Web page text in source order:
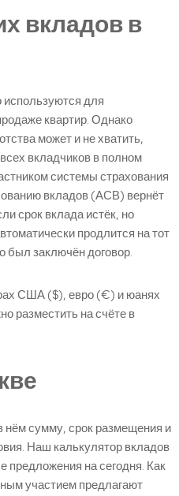
вкладов в
для
квартир. Однако
может и не хватить,
вкладчиков в полном
системы страхования
вкладов (АСВ) вернёт
срок вклада истёк, но
продлится на тот
был заключён договор.
США ($), евро (€) и юанях
разместить на счёте в
нём сумму, срок размещения и
Наш калькулятор вкладов
предложения на сегодня. Как
участием предлагают